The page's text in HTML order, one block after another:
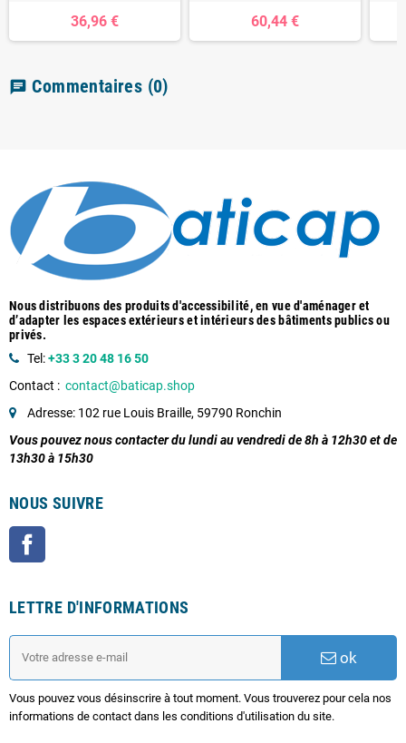
36,96 € 60,44 €
chat Commentaires (0)
Nous distribuons des produits d'accessibilité, en vue d'aménager et
d’adapter les espaces extérieurs et intérieurs des bâtiments publics ou
privés.
Tel:+33 3 20 48 16 50
Contact : contact@baticap.shop
Adresse: 102 rue Louis Braille, 59790 Ronchin
Vous pouvez nous contacter du lundi au vendredi de 8h à 12h30 et de
13h30 à 15h30
NOUS SUIVRE
LETTRE D'INFORMATIONS
ok
Vous pouvez vous désinscrire à tout moment. Vous trouverez pour cela nos
informations de contact dans les conditions d'utilisation du site.